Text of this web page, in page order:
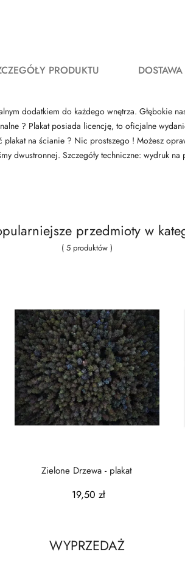
PRODUKTU
dodatkiem do każdego wnętrza. Głębokie
? Plakat posiada licencję, to oficjalne
plakat na ścianie ? Nic prostszego ! Możesz
dwustronnej. Szczegóły techniczne: wydruk
przedmioty w
( 5 produktów )
Zielone Drzewa - plakat
19,50 zł
WYPRZEDAŻ